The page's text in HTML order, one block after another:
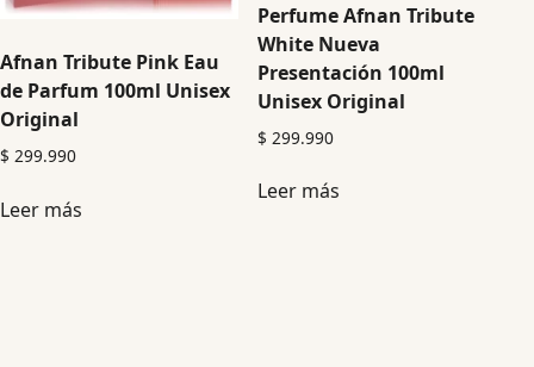
Afnan Tribute Pink Eau
de Parfum 100ml Unisex
Original
$ 299.990
Leer más
Perfume Afnan Tribute
White Nueva
Presentación 100ml
Unisex Original
$ 299.990
Leer más